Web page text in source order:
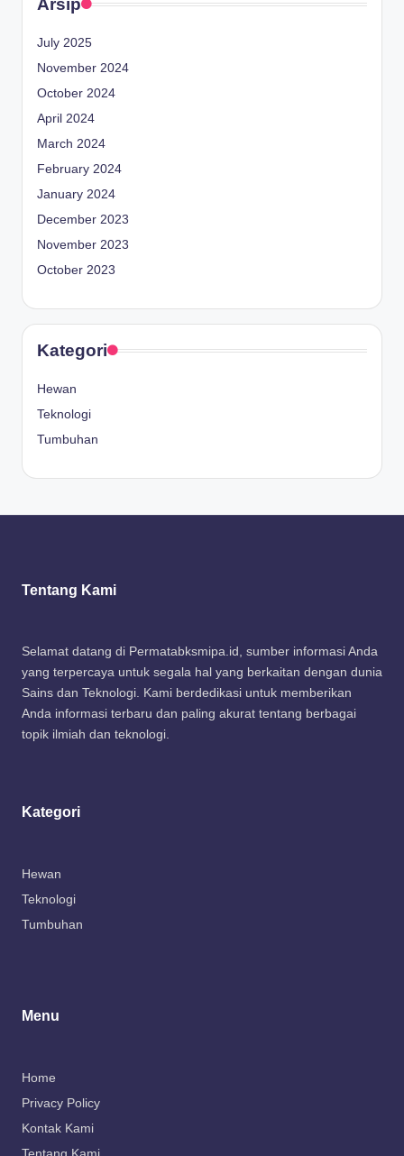
Arsip
July 2025
November 2024
October 2024
April 2024
March 2024
February 2024
January 2024
December 2023
November 2023
October 2023
Kategori
Hewan
Teknologi
Tumbuhan
Tentang Kami
Selamat datang di Permatabksmipa.id, sumber informasi Anda
yang terpercaya untuk segala hal yang berkaitan dengan dunia
Sains dan Teknologi. Kami berdedikasi untuk memberikan
Anda informasi terbaru dan paling akurat tentang berbagai
topik ilmiah dan teknologi.
Kategori
Hewan
Teknologi
Tumbuhan
Menu
Home
Privacy Policy
Kontak Kami